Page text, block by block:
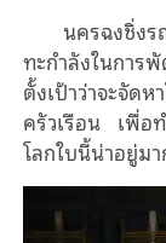
นครฉงชิ่ง
ทะกำลังในการ
ตั้งเป้าว่าจะจัด
ครัวเรือน เพื่อ
โลกใบนี้น่าอยู่ม